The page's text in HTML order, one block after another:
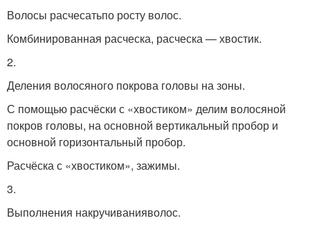
Волосы расчесатьпо росту волос.
Комбинированная расческа, расческа — хвостик.
2.
Деления волосяного покрова головы на зоны.
С помощью расчёски с «хвостиком» делим волосяной
покров головы, на основной вертикальный пробор и
основной горизонтальный пробор.
Расчёска с «хвостиком», зажимы.
3.
Выполнения накручиванияволос.